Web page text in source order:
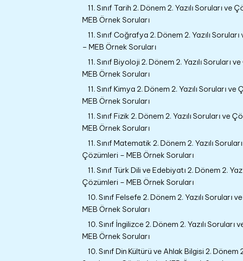
11. Sınıf Tarih 2. Dönem 2. Yazılı Soruları ve
MEB Örnek Soruları
11. Sınıf Coğrafya 2. Dönem 2. Yazılı
– MEB Örnek Soruları
11. Sınıf Biyoloji 2. Dönem 2. Yazılı Soruları
MEB Örnek Soruları
11. Sınıf Kimya 2. Dönem 2. Yazılı Soruları
MEB Örnek Soruları
11. Sınıf Fizik 2. Dönem 2. Yazılı Soruları ve
MEB Örnek Soruları
11. Sınıf Matematik 2. Dönem 2. Yazılı
Çözümleri – MEB Örnek Soruları
11. Sınıf Türk Dili ve Edebiyatı 2. Dönem 2.
Çözümleri – MEB Örnek Soruları
10. Sınıf Felsefe 2. Dönem 2. Yazılı Soruları
MEB Örnek Soruları
10. Sınıf İngilizce 2. Dönem 2. Yazılı Soruları
MEB Örnek Soruları
10. Sınıf Din Kültürü ve Ahlak Bilgisi 2. Dönem